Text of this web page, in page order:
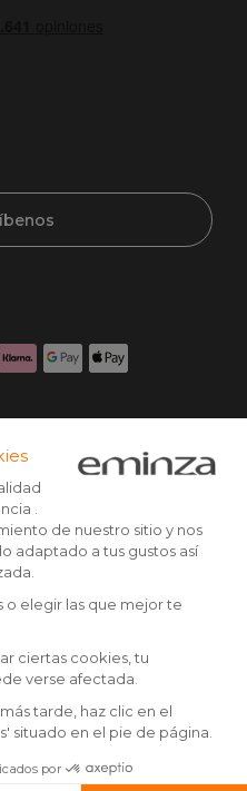
pay
reservados |
ITALIA
PAÍSES BAJOS
SUIZA
o recogida de tu
y ser reembolsado.
de las 14:00 h son enviados